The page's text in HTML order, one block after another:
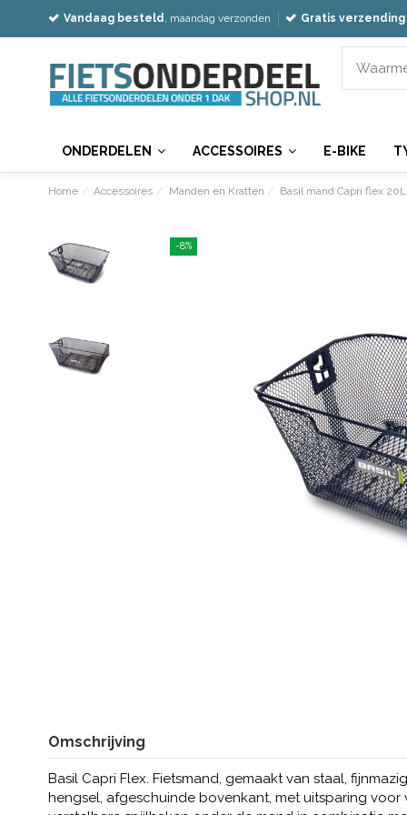
Vandaag besteld, maandag verzonden Gratis
ONDERDELEN ACCESSOIRES E-BIKE
Home Accessoires Manden en Kratten Basil mand Capri flex
-8%
Omschrijving
Basil Capri Flex. Fietsmand, gemaakt van staal,
hengsel, afgeschuinde bovenkant, met uitsparing